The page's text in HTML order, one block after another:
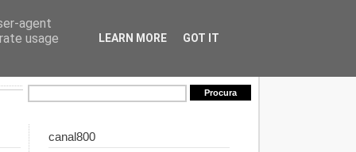
canal800
agent
usage
LEARN MORE GOT IT